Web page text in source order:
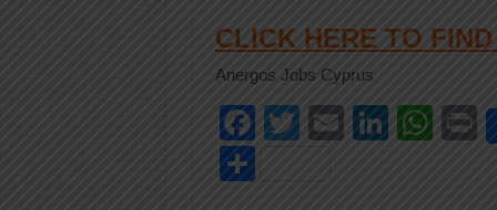
CLICK HERE TO
Anergos Jobs Cyprus
F
a
c
T
E
Li
W